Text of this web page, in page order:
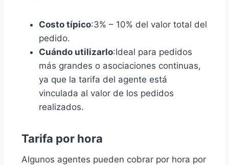
Costo típico:3% – 10% del valor total del
pedido.
Cuándo utilizarlo:Ideal para pedidos
más grandes o asociaciones continuas,
ya que la tarifa del agente está
vinculada al valor de los pedidos
realizados.
Tarifa por hora
Algunos agentes pueden cobrar por hora por